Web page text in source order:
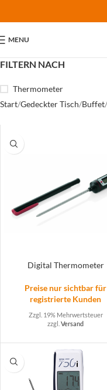
MENU
FILTERN NACH
Thermometer
Start Gedeckter Tisch Buffet
Digital Thermometer
Preise nur sichtbar für
registrierte Kunden
Zzgl. 19% Mehrwertsteuer
zzgl.Versand